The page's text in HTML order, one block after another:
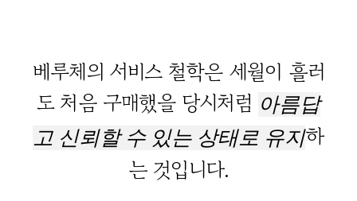
베루체의 서비스 철학은 세월이 흘러
도 처음 구매했을 당시처럼 아름답
고 신뢰할 수 있는 상태로 유지하
는 것입니다.